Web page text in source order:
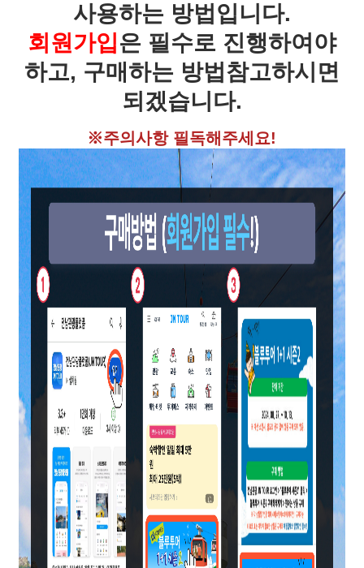
사용하는 방법입니다.
회원가입은 필수로 진행하여야
하고, 구매하는 방법참고하시면
되겠습니다.
※주의사항 필독해주세요!